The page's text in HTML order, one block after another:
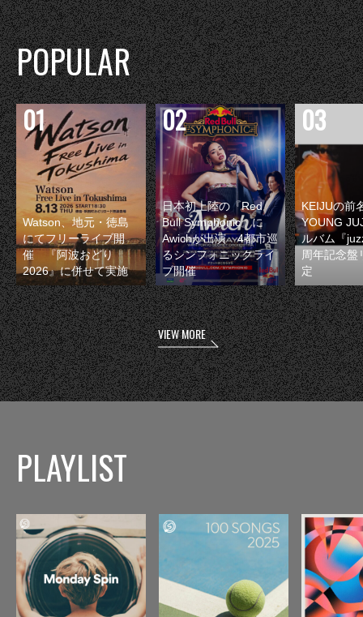
POPULAR
Watson、地元・徳島
にてフリーライブ開
催 『阿波おどり
2026』に併せて実施
日本初上陸の『Red
Bull Symphonic』に
Awichが出演 4都市巡
るシンフォニックライ
ブ開催
KEIJUの前
YOUNG
ルバム『
周年記念盤
定
VIEW MORE
PLAYLIST